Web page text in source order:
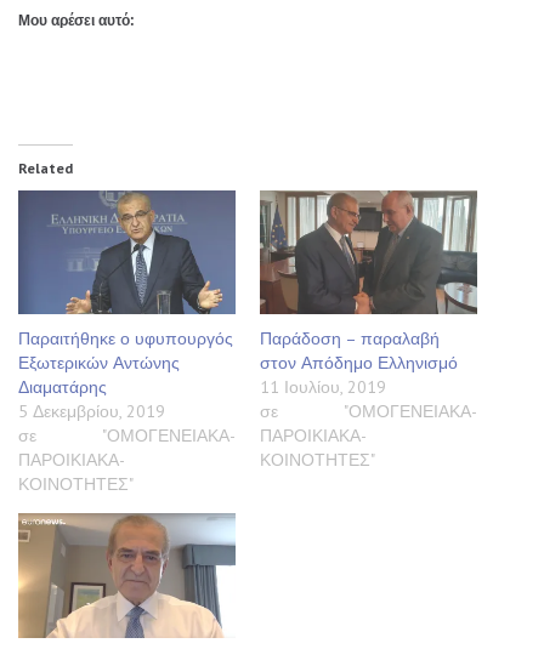
Μου αρέσει αυτό:
Related
Παραιτήθηκε ο υφυπουργός
Εξωτερικών Αντώνης
Διαματάρης
5 Δεκεμβρίου, 2019
σε "ΟΜΟΓΕΝΕΙΑΚΑ-
ΠΑΡΟΙΚΙΑΚΑ-
ΚΟΙΝΟΤΗΤΕΣ"
Παράδοση – παραλαβή
στον Απόδημο Ελληνισμό
11 Ιουλίου, 2019
σε "ΟΜΟΓΕΝΕΙΑΚΑ-
ΠΑΡΟΙΚΙΑΚΑ-
ΚΟΙΝΟΤΗΤΕΣ"